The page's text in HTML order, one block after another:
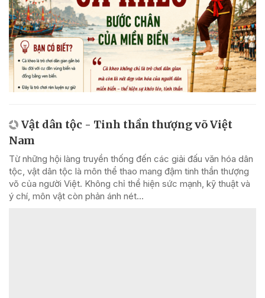
Vật dân tộc - Tinh thần thượng võ Việt
Nam
Từ những hội làng truyền thống đến các giải đấu văn hóa dân
tộc, vật dân tộc là môn thể thao mang đậm tinh thần thượng
võ của người Việt. Không chỉ thể hiện sức mạnh, kỹ thuật và
ý chí, môn vật còn phản ánh nét...